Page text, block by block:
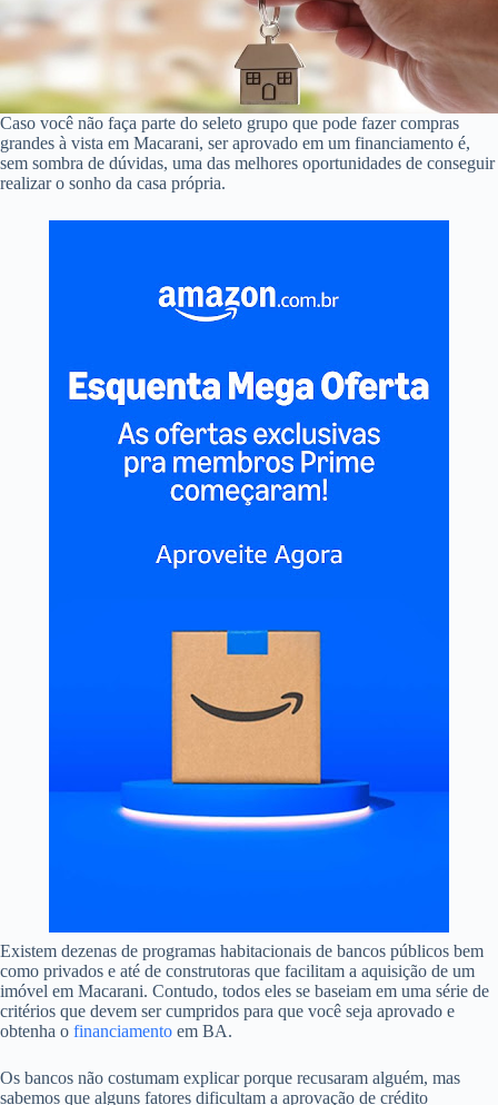
Caso você não faça parte do seleto grupo que pode fazer compras
grandes à vista em Macarani, ser aprovado em um financiamento é,
sem sombra de dúvidas, uma das melhores oportunidades de conseguir
realizar o sonho da casa própria.
Existem dezenas de programas habitacionais de bancos públicos bem
como privados e até de construtoras que facilitam a aquisição de um
imóvel em Macarani. Contudo, todos eles se baseiam em uma série de
critérios que devem ser cumpridos para que você seja aprovado e
obtenha o financiamento em BA.
Os bancos não costumam explicar porque recusaram alguém, mas
sabemos que alguns fatores dificultam a aprovação de crédito